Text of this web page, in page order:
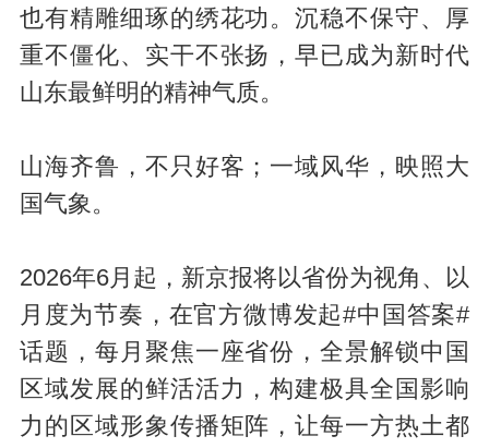
也有精雕细琢的绣花功。沉稳不保守、厚
重不僵化、实干不张扬，早已成为新时代
山东最鲜明的精神气质。
山海齐鲁，不只好客；一域风华，映照大
国气象。
2026年6月起，新京报将以省份为视角、以
月度为节奏，在官方微博发起#中国答案#
话题，每月聚焦一座省份，全景解锁中国
区域发展的鲜活活力，构建极具全国影响
力的区域形象传播矩阵，让每一方热土都